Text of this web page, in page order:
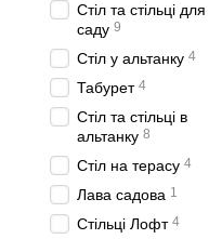
Стіл та стільці для
саду 9
Стіл у альтанку 4
Табурет 4
Стіл та стільці в
альтанку 8
Стіл на терасу 4
Лава садова 1
Стільці Лофт 4